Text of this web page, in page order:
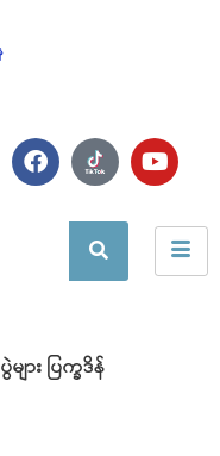
ား ပြက္ခဒိန်